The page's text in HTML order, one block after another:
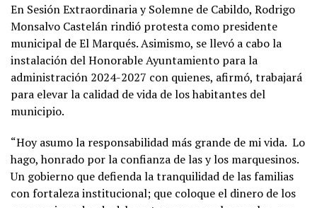
En Sesión Extraordinaria y Solemne de Cabildo, Rodrigo
Monsalvo Castelán rindió protesta como presidente
municipal de El Marqués. Asimismo, se llevó a cabo la
instalación del Honorable Ayuntamiento para la
administración 2024-2027 con quienes, afirmó, trabajará
para elevar la calidad de vida de los habitantes del
municipio.
“Hoy asumo la responsabilidad más grande de mi vida. Lo
hago, honrado por la confianza de las y los marquesinos.
Un gobierno que defienda la tranquilidad de las familias
con fortaleza institucional; que coloque el dinero de los